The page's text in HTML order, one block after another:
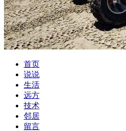
首页
说说
生活
远方
技术
邻居
留言